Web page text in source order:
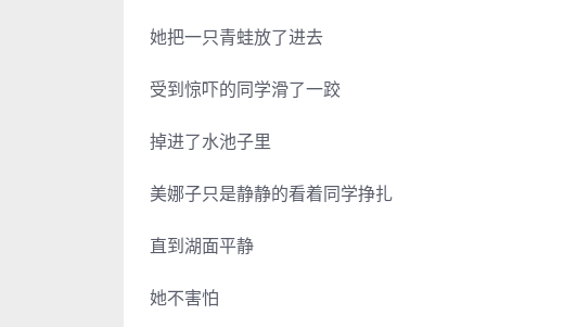
她把一只青蛙放了进去
受到惊吓的同学滑了一跤
掉进了水池子里
美娜子只是静静的看着同学挣扎
直到湖面平静
她不害怕